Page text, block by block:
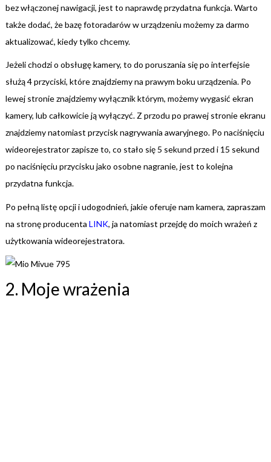
bez włączonej nawigacji, jest to naprawdę przydatna funkcja. Warto
także dodać, że bazę fotoradarów w urządzeniu możemy za darmo
aktualizować, kiedy tylko chcemy.
Jeżeli chodzi o obsługę kamery, to do poruszania się po interfejsie
służą 4 przyciski, które znajdziemy na prawym boku urządzenia. Po
lewej stronie znajdziemy wyłącznik którym, możemy wygasić ekran
kamery, lub całkowicie ją wyłączyć. Z przodu po prawej stronie ekranu
znajdziemy natomiast przycisk nagrywania awaryjnego. Po naciśnięciu
wideorejestrator zapisze to, co stało się 5 sekund przed i 15 sekund
po naciśnięciu przycisku jako osobne nagranie, jest to kolejna
przydatna funkcja.
Po pełną listę opcji i udogodnień, jakie oferuje nam kamera, zapraszam
na stronę producenta LINK, ja natomiast przejdę do moich wrażeń z
użytkowania wideorejestratora.
2. Moje wrażenia